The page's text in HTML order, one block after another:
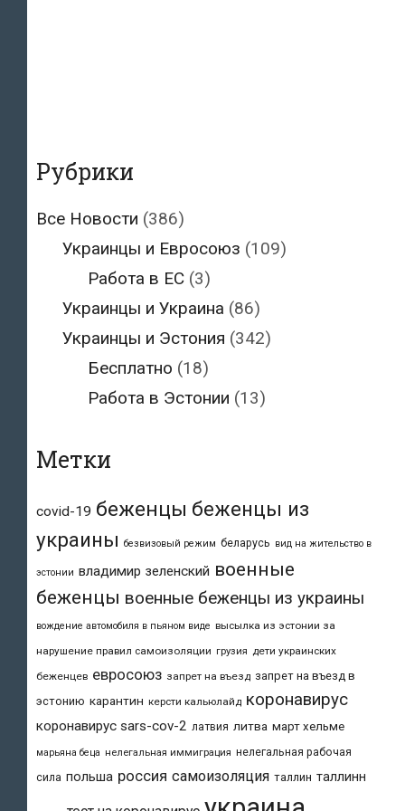
Рубрики
Все Новости (386)
Украинцы и Евросоюз (109)
Работа в ЕС (3)
Украинцы и Украина (86)
Украинцы и Эстония (342)
Бесплатно (18)
Работа в Эстонии (13)
Метки
covid-19 беженцы беженцы из
украины безвизовый режим беларусь вид на жительство в
эстонии владимир зеленский военные
беженцы военные беженцы из украины
вождение автомобиля в пьяном виде высылка из эстонии за
нарушение правил самоизоляции грузия дети украинских
беженцев евросоюз запрет на въезд запрет на въезд в
эстонию карантин керсти кальюлайд коронавирус
коронавирус sars-cov-2 латвия литва март хельме
марьяна беца нелегальная иммиграция нелегальная рабочая
сила польша россия самоизоляция таллин таллинн